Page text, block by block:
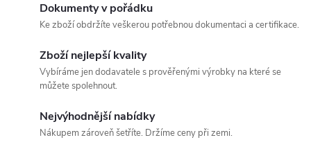
Dokumenty v pořádku
Ke zboží obdržíte veškerou potřebnou dokumentaci a certifikace.
Zboží nejlepší kvality
Vybíráme jen dodavatele s prověřenými výrobky na které se
můžete spolehnout.
Nejvýhodnější nabídky
Nákupem zároveň šetříte. Držíme ceny při zemi.